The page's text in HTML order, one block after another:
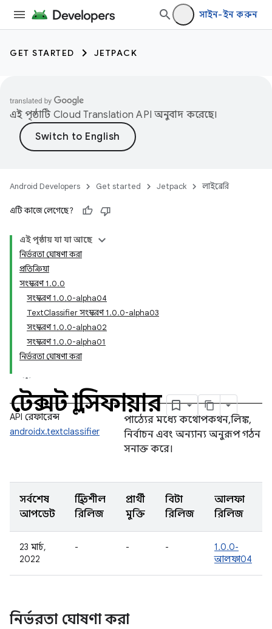
সাইন-ইন করুন
GET STARTED JETPACK
এই পৃষ্ঠাটি Cloud Translation API অনুবাদ করেছে।
Android Developers Get started Jetpack লাইব্রেরি
এটি কাজে লেগেছে?
এই পৃষ্ঠায় যা যা আছে
নির্ভরতা ঘোষণা করা
প্রতিক্রিয়া
সংস্করণ 1.0.0
সংস্করণ 1.0.0-alpha04
TextClassifier সংস্করণ 1.0.0-alpha03
সংস্করণ 1.0.0-alpha02
সংস্করণ 1.0.0-alpha01
নির্ভরতা ঘোষণা করা
টেক্সট ক্লাসিফায়ার
API রেফারেন্স
androidx.textclassifier
পাঠ্যের মধ্যে কথোপকথন, লিঙ্ক,
নির্বাচন এবং অন্যান্য অনুরূপ গঠন
সনাক্ত করে।
সর্বশেষ
আপডেট
স্থিতিশীল
রিলিজ
প্রার্থী
মুক্তি
বিটা
রিলিজ
আলফা
রিলিজ
23 মার্চ,
2022
- - -
1.0.0-
আলফা04
নির্ভরতা ঘোষণা করা